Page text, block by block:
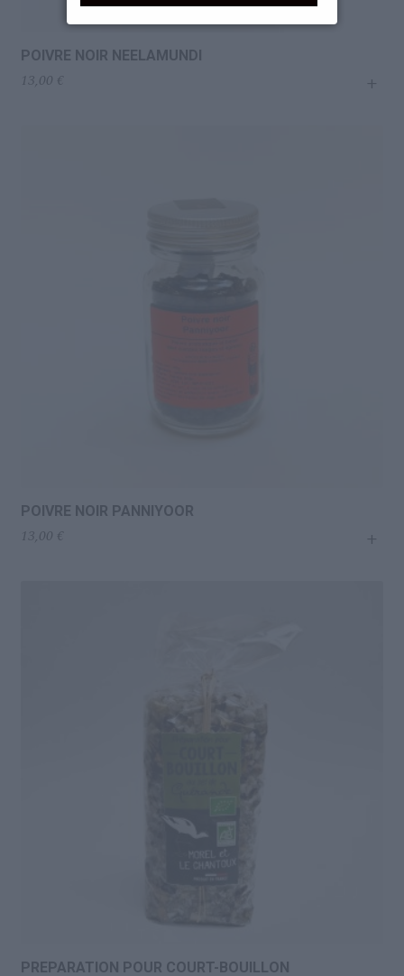
POIVRE NOIR NEELAMUNDI
13,00 € +
POIVRE NOIR PANNIYOOR
13,00 € +
PREPARATION POUR COURT-BOUILLON